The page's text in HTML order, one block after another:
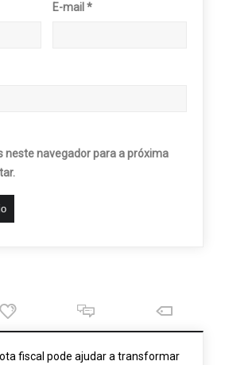
E-mail*
neste navegador para a próxima
fiscal pode ajudar a transformar